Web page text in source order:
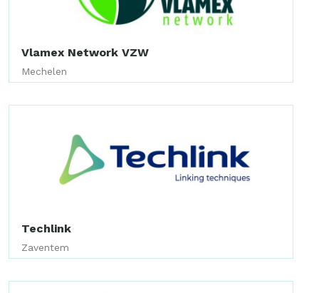
Vlamex Network VZW
Mechelen
Techlink
Zaventem